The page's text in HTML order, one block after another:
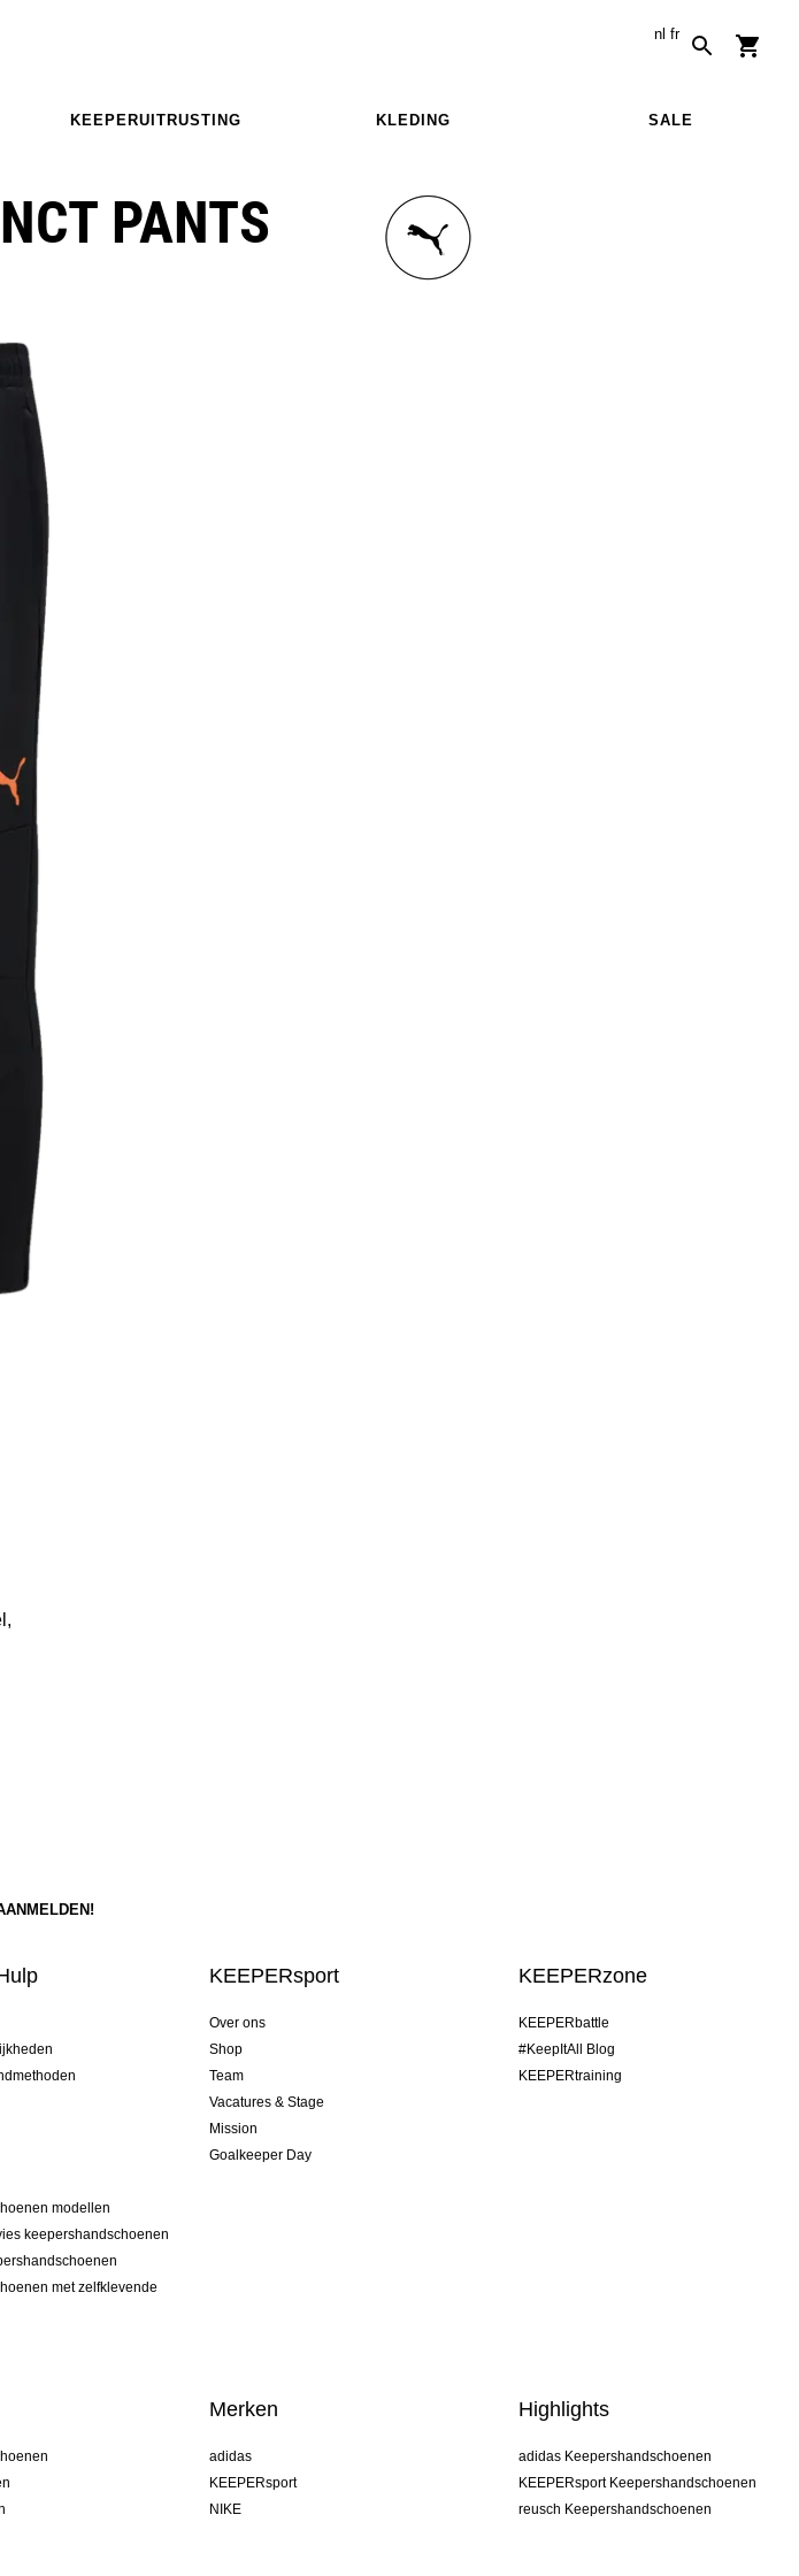
nl fr
KEEPERUITRUSTING KLEDING SALE
PANTS
modellen
keepershandschoenen
met zelfklevende
KEEPERsport
Over ons
Shop
Team
Vacatures & Stage
Mission
Goalkeeper Day
KEEPERzone
KEEPERbattle
#KeepItAll Blog
KEEPERtraining
Merken
adidas
KEEPERsport
NIKE
Highlights
adidas Keepershandschoenen
KEEPERsport Keepershandschoenen
reusch Keepershandschoenen